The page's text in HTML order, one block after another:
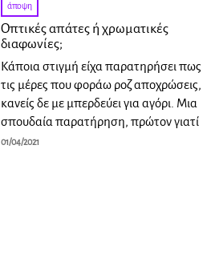
άποψη
Οπτικές απάτες ή χρωματικές
διαφωνίες;
Κάποια στιγμή είχα παρατηρήσει πως
τις μέρες που φοράω ροζ αποχρώσεις,
κανείς δε με μπερδεύει για αγόρι. Μια
σπουδαία παρατήρηση, πρώτον γιατί
01/04/2021